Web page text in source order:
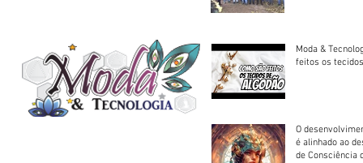
Moda &
feitos os
O
é alinhado ao
de Consciência